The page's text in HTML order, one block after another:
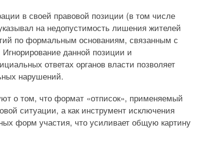
в своей правовой позиции (в том числе
на недопустимость лишения жителей
по формальным основаниям, связанным с
данной позиции и
ответах органов власти позволяет
нарушений.
о том, что формат «отписок», применяемый
ситуации, а как инструмент исключения
форм участия, что усиливает общую картину